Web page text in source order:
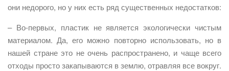
они недорого, но у них есть ряд существенных недостатков:
– Во-первых, пластик не является экологически чистым
материалом. Да, его можно повторно использовать, но в
нашей стране это не очень распространено, и чаще всего
отходы просто закапываются в землю, отравляя все вокруг.